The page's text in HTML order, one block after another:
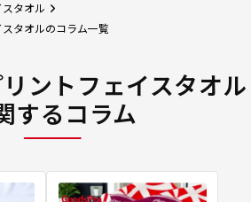
タオル
タオルのコラム一覧
ントフェイスタオル
するコラム